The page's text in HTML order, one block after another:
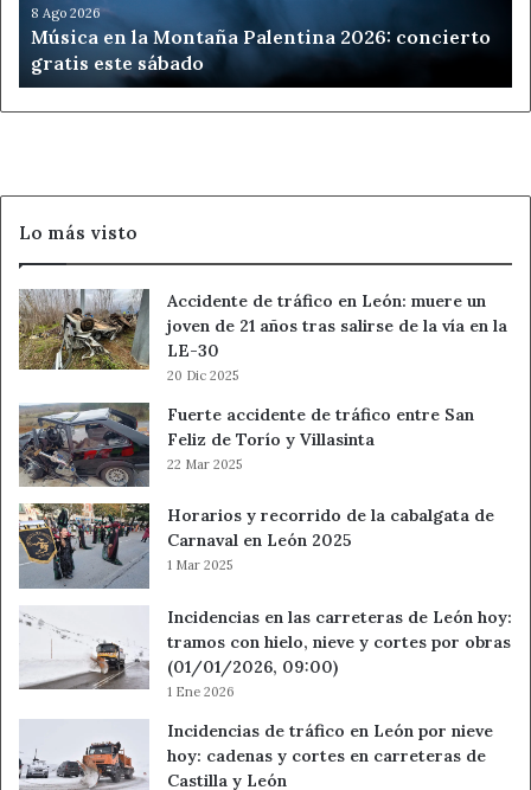
gratis
este
sábado
8 Ago 2026
Música en la Montaña Palentina 2026: concierto
gratis este sábado
Lo más visto
Accidente de tráfico en León: muere un
joven de 21 años tras salirse de la vía en la
LE-30
20 Dic 2025
Fuerte accidente de tráfico entre San
Feliz de Torío y Villasinta
22 Mar 2025
Horarios y recorrido de la cabalgata de
Carnaval en León 2025
1 Mar 2025
Incidencias en las carreteras de León hoy:
tramos con hielo, nieve y cortes por obras
(01/01/2026, 09:00)
1 Ene 2026
Incidencias de tráfico en León por nieve
hoy: cadenas y cortes en carreteras de
Castilla y León